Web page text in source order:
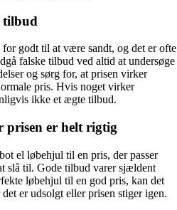
tilbud
godt til at være sandt, og det er ofte
falske tilbud ved altid at undersøge
og sørg for, at prisen virker
pris. Hvis noget virker
ikke et ægte tilbud.
er helt rigtig
el løbehjul til en pris, der passer
slå til. Gode tilbud varer sjældent
løbehjul til en god pris, kan det
er udsolgt eller prisen stiger igen.